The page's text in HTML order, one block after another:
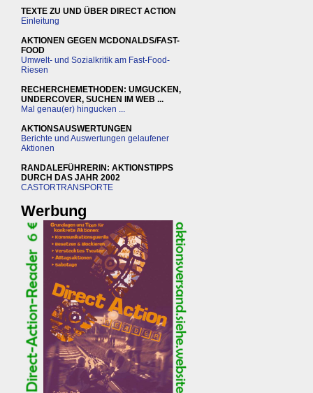
TEXTE ZU UND ÜBER DIRECT ACTION
Einleitung
AKTIONEN GEGEN MCDONALDS/FAST-
FOOD
Umwelt- und Sozialkritik am Fast-Food-
Riesen
RECHERCHEMETHODEN: UMGUCKEN,
UNDERCOVER, SUCHEN IM WEB ...
Mal genau(er) hingucken ...
AKTIONSAUSWERTUNGEN
Berichte und Auswertungen gelaufener
Aktionen
RANDALEFÜHRERIN: AKTIONSTIPPS
DURCH DAS JAHR 2002
CASTORTRANSPORTE
Werbung